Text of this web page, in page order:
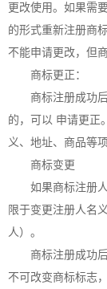
更改使用。如果需
的形式重新注册商
不能申请更改，但
商标更正：
商标注册成功后
的，可以 申请更正
义、地址、商品等
商标变更
如果商标注册人
限于变更注册人名
人）。
商标注册成功后
不可改变商标标志